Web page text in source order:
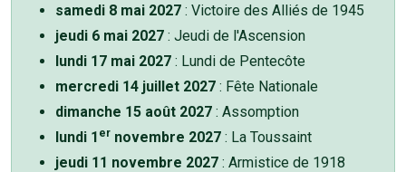
samedi 8 mai 2027 : Victoire des Alliés de 1945
jeudi 6 mai 2027 : Jeudi de l'Ascension
lundi 17 mai 2027 : Lundi de Pentecôte
mercredi 14 juillet 2027 : Fête Nationale
dimanche 15 août 2027 : Assomption
lundi 1 er novembre 2027 : La Toussaint
jeudi 11 novembre 2027 : Armistice de 1918